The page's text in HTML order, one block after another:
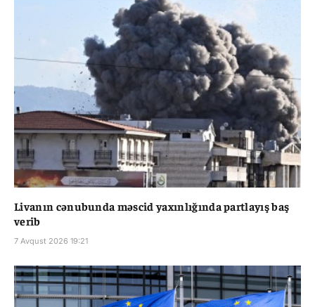
Livanın cənubunda məscid yaxınlığında partlayış baş
verib
7 Avqust 2026 19:21